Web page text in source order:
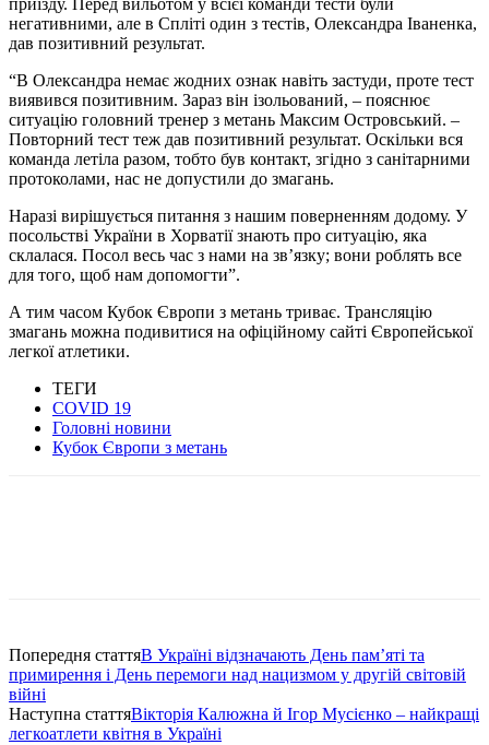
негативними, але в Спліті один з тестів, Олександра Іваненка,
дав позитивний результат.
“В Олександра немає жодних ознак навіть застуди, проте тест
виявився позитивним. Зараз він ізольований, – пояснює
ситуацію головний тренер з метань Максим Островський. –
Повторний тест теж дав позитивний результат. Оскільки вся
команда летіла разом, тобто був контакт, згідно з санітарними
протоколами, нас не допустили до змагань.
Наразі вирішується питання з нашим поверненням додому. У
посольстві України в Хорватії знають про ситуацію, яка
склалася. Посол весь час з нами на зв’язку; вони роблять все
для того, щоб нам допомогти”.
А тим часом Кубок Європи з метань триває. Трансляцію
змагань можна подивитися на офіційному сайті Європейської
легкої атлетики.
ТЕГИ
COVID 19
Головні новини
Кубок Європи з метань
Попередня статтяВ Україні відзначають День пам’яті та
примирення і День перемоги над нацизмом у другій світовій
війні
Наступна статтяВікторія Калюжна й Ігор Мусієнко – найкращі
легкоатлети квітня в Україні